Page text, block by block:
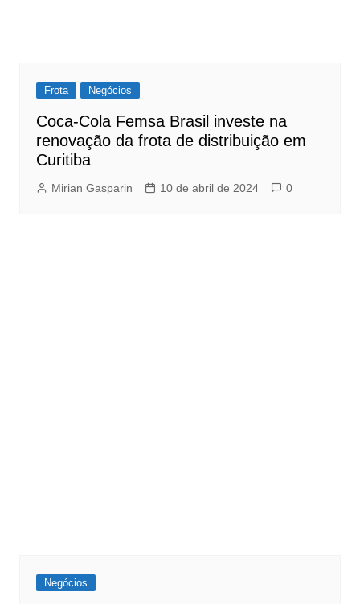
Frota Negócios
Coca-Cola Femsa Brasil investe na
renovação da frota de distribuição em
Curitiba
Mirian Gasparin 10 de abril de 2024 0
Negócios